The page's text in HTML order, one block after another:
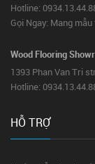
Hotline:
Gọi Ngay: Mang
Wood Flooring
1393 Phan Van Tri
Hotline:
HỖ TRỢ